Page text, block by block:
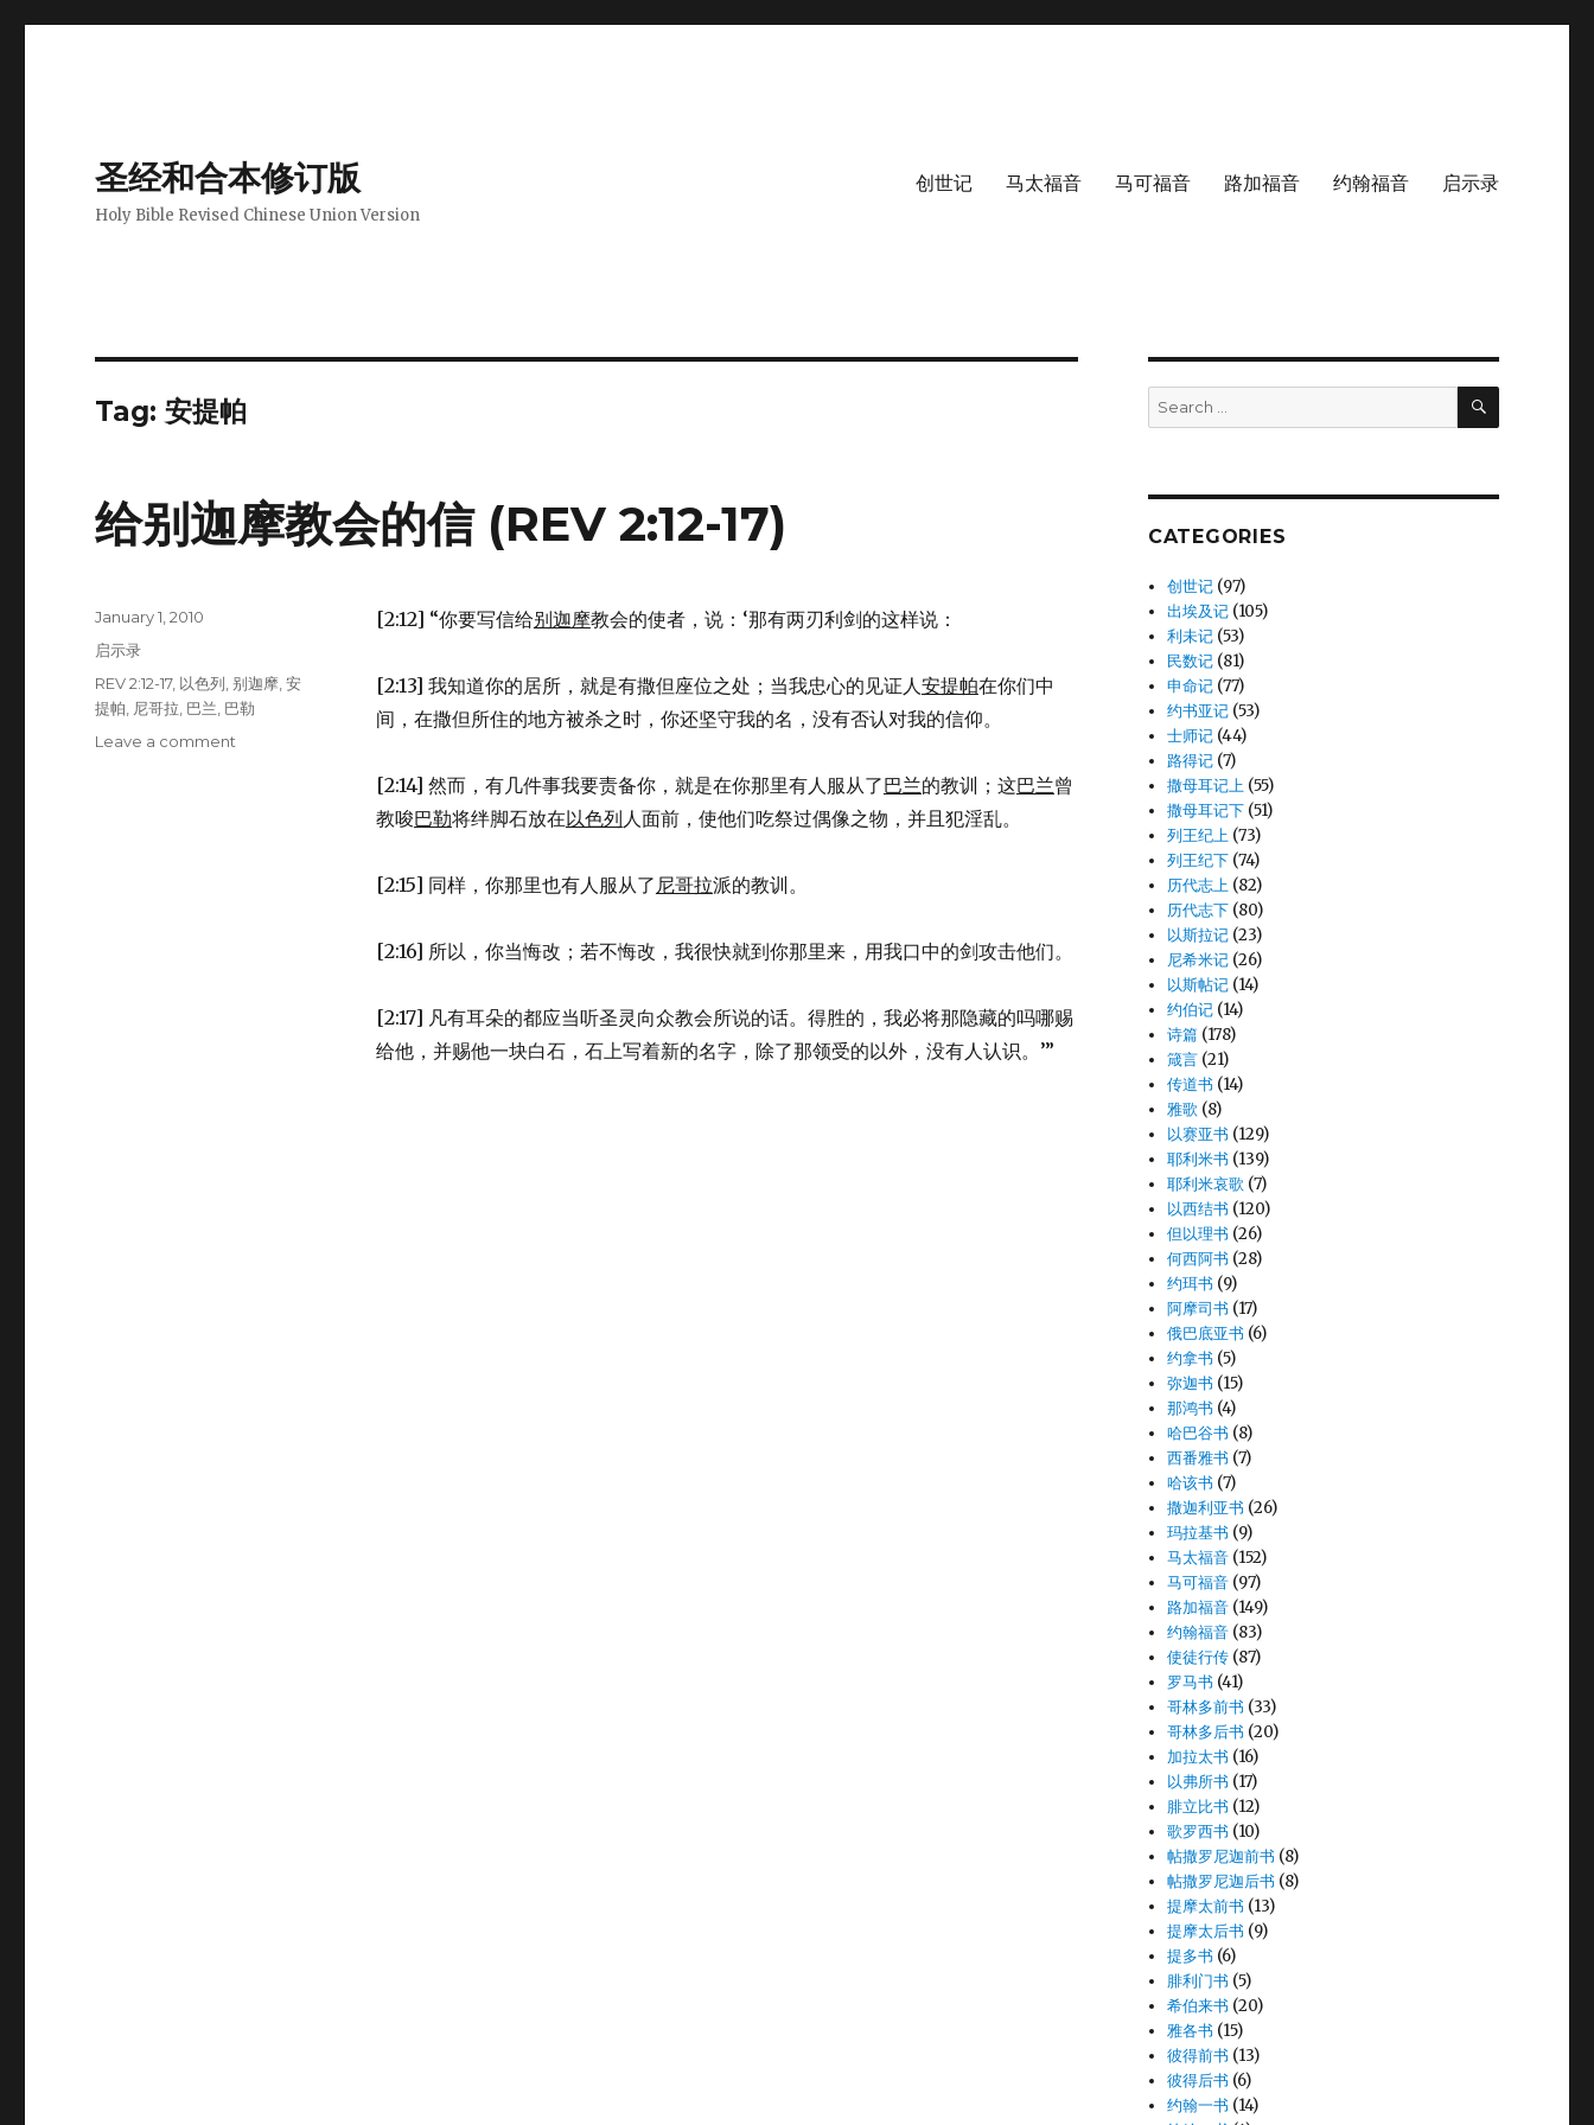
圣经和合本修订版
Holy Bible Revised Chinese Union Version
创世记 马太福音 马可福音 路加福音 约翰福音 启示录
Tag: 安提帕
给别迦摩教会的信 (REV 2:12-17)
[2:12] “你要写信给别迦摩教会的使者，说：‘那有两刃利剑的这样说：
[2:13] 我知道你的居所，就是有撒但座位之处；当我忠心的见证人安提帕在你们中
间，在撒但所住的地方被杀之时，你还坚守我的名，没有否认对我的信仰。
[2:14] 然而，有几件事我要责备你，就是在你那里有人服从了巴兰的教训；这巴兰曾
教唆巴勒将绊脚石放在以色列人面前，使他们吃祭过偶像之物，并且犯淫乱。
[2:15] 同样，你那里也有人服从了 尼哥拉派的教训。
[2:16] 所以，你当悔改；若不悔改，我很快就到你那里来，用我口中的剑攻击他们。
[2:17] 凡有耳朵的都应当听圣灵向众教会所说的话。得胜的，我必将那隐藏的吗哪赐
给他，并赐他一块白石，石上写着新的名字，除了那领受的以外，没有人认识。’”
Posted
on
January 1, 2010
Categories
启示录
Tags
REV 2:12-17, 以色列 别迦摩 ,安
提帕 尼哥拉 巴兰 巴勒
Leave a comment
Search
for:
SEARCH
CATEGORIES
创世记 (97)
出埃及记 (105)
利未记 (53)
民数记 (81)
申命记 (77)
约书亚记 (53)
士师记 (44)
路得记 (7)
撒母耳记上 (55)
撒母耳记下 (51)
列王纪上 (73)
列王纪下 (74)
历代志上 (82)
历代志下 (80)
以斯拉记 (23)
尼希米记 (26)
以斯帖记 (14)
约伯记 (14)
诗篇 (178)
箴言 (21)
传道书 (14)
雅歌 (8)
以赛亚书 (129)
耶利米书 (139)
耶利米哀歌 (7)
以西结书 (120)
但以理书 (26)
何西阿书 (28)
约珥书 (9)
阿摩司书 (17)
俄巴底亚书 (6)
约拿书 (5)
弥迦书 (15)
那鸿书 (4)
哈巴谷书 (8)
西番雅书 (7)
哈该书 (7)
撒迦利亚书 (26)
玛拉基书 (9)
马太福音 (152)
马可福音 (97)
路加福音 (149)
约翰福音 (83)
使徒行传 (87)
罗马书 (41)
哥林多前书 (33)
哥林多后书 (20)
加拉太书 (16)
以弗所书 (17)
腓立比书 (12)
歌罗西书 (10)
帖撒罗尼迦前书 (8)
帖撒罗尼迦后书 (8)
提摩太前书 (13)
提摩太后书 (9)
提多书 (6)
腓利门书 (5)
希伯来书 (20)
雅各书 (15)
彼得前书 (13)
彼得后书 (6)
约翰一书 (14)